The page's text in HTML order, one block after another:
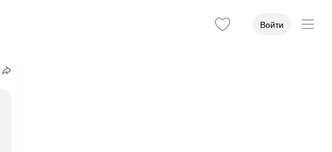
Войти